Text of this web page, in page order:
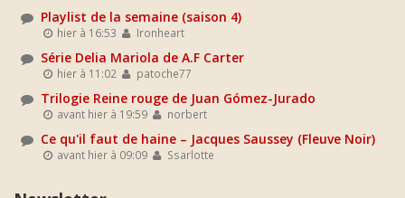
Playlist de la semaine (saison 4)
hier à 16:53 Ironheart
Série Delia Mariola de A.F Carter
hier à 11:02 patoche77
Trilogie Reine rouge de Juan Gómez-Jurado
avant hier à 19:59 norbert
Ce qu'il faut de haine – Jacques Saussey (Fleuve Noir)
avant hier à 09:09 Ssarlotte